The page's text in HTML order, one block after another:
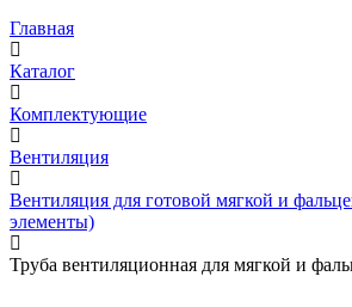
Главная
Каталог
Комплектующие
Вентиляция
Вентиляция для готовой мягкой и
элементы)
Труба вентиляционная для мягкой и